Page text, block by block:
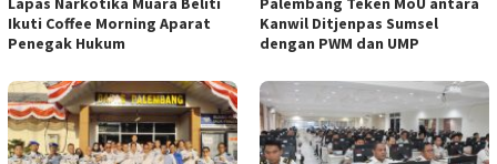
Ikuti Coffee Morning Aparat
Penegak Hukum
Kanwil Ditjenpas Sumsel
dengan PWM dan UMP